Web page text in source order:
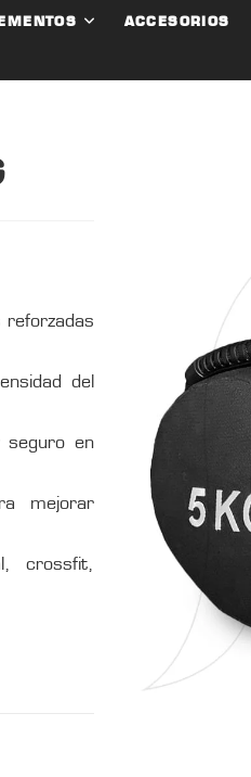
ACCESORIOS
del
seguro en
mejorar
crossfit,